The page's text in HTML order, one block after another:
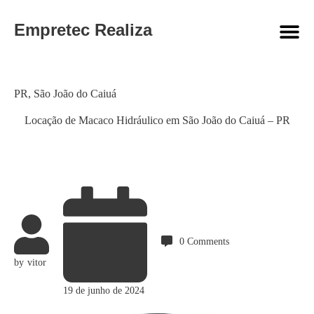
Empretec Realiza
Locação de Macaco Hidráulico em São João do Caiuá – PR
Category
PR, São João do Caiuá
by vitor
19 de junho de 2024
0 Comments